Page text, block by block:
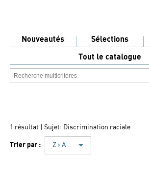
Nouveautés Sélections
Tout le catalogue
1 résultat | Sujet: Discrimination raciale
Trier par : Z › A